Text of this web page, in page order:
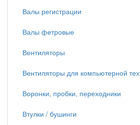
Валы регистрации
Валы фетровые
Вентиляторы
Вентиляторы для компьютерной тех
Воронки, пробки, переходники
Втулки / бушинги